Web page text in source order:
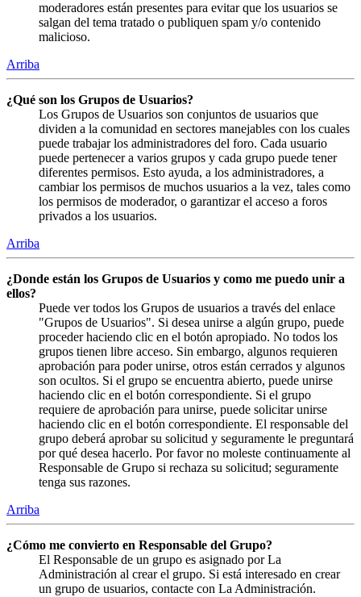
moderadores están presentes para evitar que los usuarios se
salgan del tema tratado o publiquen spam y/o contenido
malicioso.
Arriba
¿Qué son los Grupos de Usuarios?
Los Grupos de Usuarios son conjuntos de usuarios que
dividen a la comunidad en sectores manejables con los cuales
puede trabajar los administradores del foro. Cada usuario
puede pertenecer a varios grupos y cada grupo puede tener
diferentes permisos. Esto ayuda, a los administradores, a
cambiar los permisos de muchos usuarios a la vez, tales como
los permisos de moderador, o garantizar el acceso a foros
privados a los usuarios.
Arriba
¿Donde están los Grupos de Usuarios y como me puedo unir a
ellos?
Puede ver todos los Grupos de usuarios a través del enlace
"Grupos de Usuarios". Si desea unirse a algún grupo, puede
proceder haciendo clic en el botón apropiado. No todos los
grupos tienen libre acceso. Sin embargo, algunos requieren
aprobación para poder unirse, otros están cerrados y algunos
son ocultos. Si el grupo se encuentra abierto, puede unirse
haciendo clic en el botón correspondiente. Si el grupo
requiere de aprobación para unirse, puede solicitar unirse
haciendo clic en el botón correspondiente. El responsable del
grupo deberá aprobar su solicitud y seguramente le preguntará
por qué desea hacerlo. Por favor no moleste continuamente al
Responsable de Grupo si rechaza su solicitud; seguramente
tenga sus razones.
Arriba
¿Cómo me convierto en Responsable del Grupo?
El Responsable de un grupo es asignado por La
Administración al crear el grupo. Si está interesado en crear
un grupo de usuarios, contacte con La Administración.